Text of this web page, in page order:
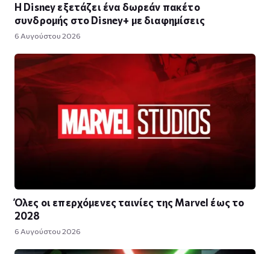
Η Disney εξετάζει ένα δωρεάν πακέτο
συνδρομής στο Disney+ με διαφημίσεις
6 Αυγούστου 2026
Όλες οι επερχόμενες ταινίες της Marvel έως το
2028
6 Αυγούστου 2026